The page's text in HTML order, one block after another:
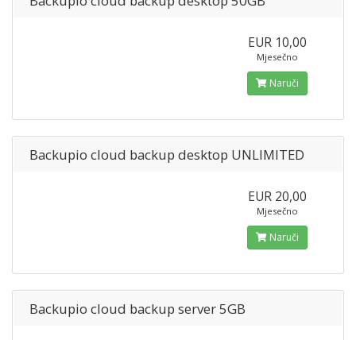
EUR 10,00
Mjesečno
Naruči
Backupio cloud backup desktop UNLIMITED
EUR 20,00
Mjesečno
Naruči
Backupio cloud backup server 5GB